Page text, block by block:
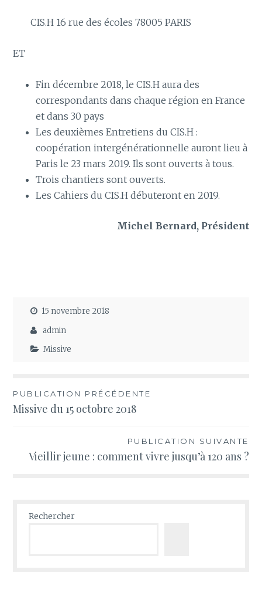
CIS.H 16 rue des écoles 78005 PARIS
ET
Fin décembre 2018, le CIS.H aura des
correspondants dans chaque région en France
et dans 30 pays
Les deuxièmes Entretiens du CIS.H :
coopération intergénérationnelle auront lieu à
Paris le 23 mars 2019. Ils sont ouverts à tous.
Trois chantiers sont ouverts.
Les Cahiers du CIS.H débuteront en 2019.
Michel Bernard, Président
15 novembre 2018
admin
Missive
Navigation
de
PUBLICATION PRÉCÉDENTE
Missive du 15 octobre 2018
PUBLICATION SUIVANTE
Vieillir jeune : comment vivre jusqu’à 120 ans ?
Rechercher